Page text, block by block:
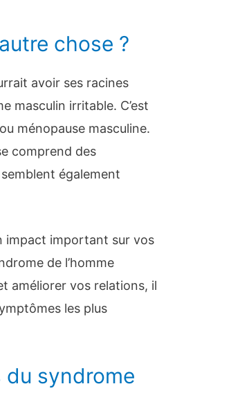
chose ?
avoir ses racines
masculin irritable. C’est
ménopause masculine.
comprend des
également
impact important sur vos
de l’homme
améliorer vos relations, il
les plus
du syndrome